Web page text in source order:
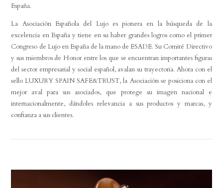
España.
La Asociación Española del Lujo es pionera en la búsqueda de la
excelencia en España y tiene en su haber grandes logros como el primer
Congreso de Lujo en España de la mano de ESADE. Su Comité Directivo
y sus miembros de Honor entre los que se encuentran importantes figuras
del sector empresarial y social español, avalan su trayectoria. Ahora con el
sello LUXURY SPAIN SAFE&TRUST, la Asociación se posiciona con el
mejor aval para sus asociados, que protege su imagen nacional e
internacionalmente, dándoles relevancia a sus productos y marcas, y
confianza a sus clientes.